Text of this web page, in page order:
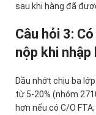
sau khi hàng đã
Câu hỏi 3:
nộp khi nhập
Dầu nhớt chịu ba
từ 5-20% (nhóm
hơn nếu có C/O